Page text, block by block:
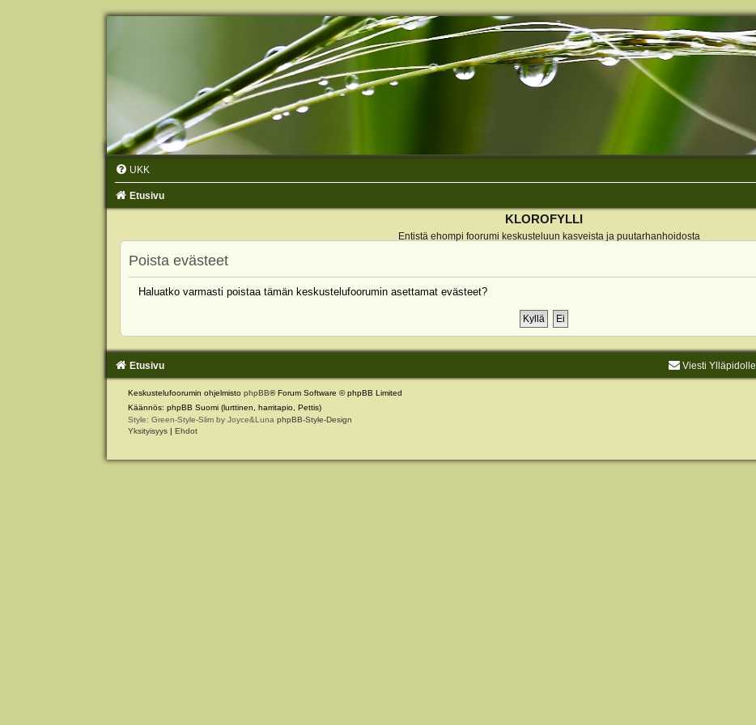
UKK
Etusivu
KLOROFYLLI
Entistä ehompi foorumi keskusteluun kasveista ja puutarhanhoidosta
Poista evästeet
Haluatko varmasti poistaa tämän keskustelufoorumin asettamat evästeet?
Etusivu Viesti Ylläpidolle
Keskustelufoorumin ohjelmisto phpBB® Forum Software © phpBB Limited
Käännös: phpBB Suomi (lurttinen, harritapio, Pettis)
Style: Green-Style-Slim by Joyce&Luna phpBB-Style-Design
Yksityisyys | Ehdot